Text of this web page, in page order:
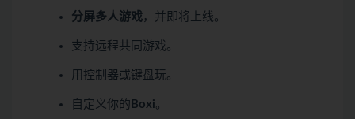
分屏多人游戏 ，并即将上线。
支持远程共同游戏。
用控制器或键盘玩。
自定义你的 Boxi。